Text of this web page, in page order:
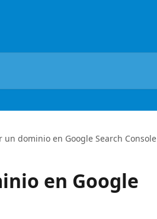
un dominio en Google Search Console
en Google